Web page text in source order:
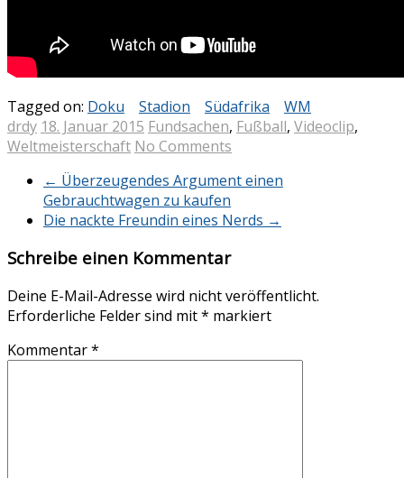
Tagged on: Doku Stadion Südafrika
WM
drdy 18. Januar 2015 Fundsachen, Fußball, Videoclip,
Weltmeisterschaft No Comments
← Überzeugendes Argument einen
Gebrauchtwagen zu kaufen
Die nackte Freundin eines Nerds →
Schreibe einen Kommentar
Deine E-Mail-Adresse wird nicht veröffentlicht.
Erforderliche Felder sind mit* markiert
Kommentar*